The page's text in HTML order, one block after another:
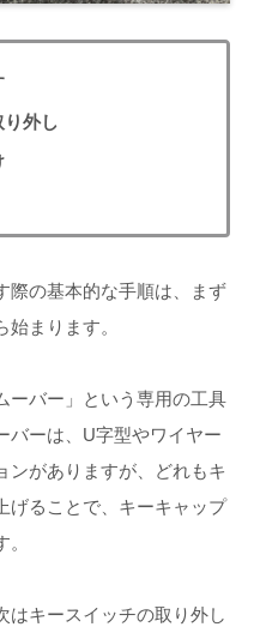
外し
際の基本的な手順は、まず
まります。
ーバー」という専用の工具
バーは、U字型やワイヤー
ンがありますが、どれもキ
げることで、キーキャップ
はキースイッチの取り外し